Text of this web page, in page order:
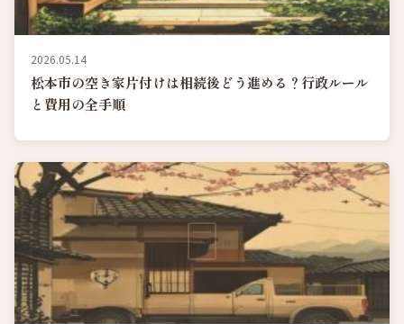
2026.05.14
松本市の空き家片付けは相続後どう進める？行政ルール
と費用の全手順